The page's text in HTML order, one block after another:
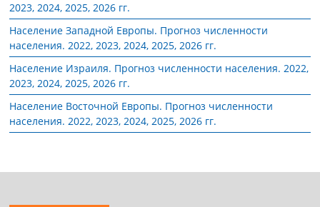
2023, 2024, 2025, 2026 гг.
Население Западной Европы. Прогноз численности
населения. 2022, 2023, 2024, 2025, 2026 гг.
Население Израиля. Прогноз численности населения. 2022,
2023, 2024, 2025, 2026 гг.
Население Восточной Европы. Прогноз численности
населения. 2022, 2023, 2024, 2025, 2026 гг.